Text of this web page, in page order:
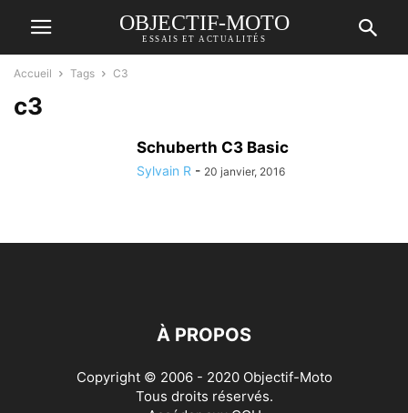
OBJECTIF-MOTO
ESSAIS ET ACTUALITÉS
Accueil Tags C3
c3
Schuberth C3 Basic
Sylvain R - 20 janvier, 2016
À PROPOS
Copyright © 2006 - 2020 Objectif-Moto
Tous droits réservés.